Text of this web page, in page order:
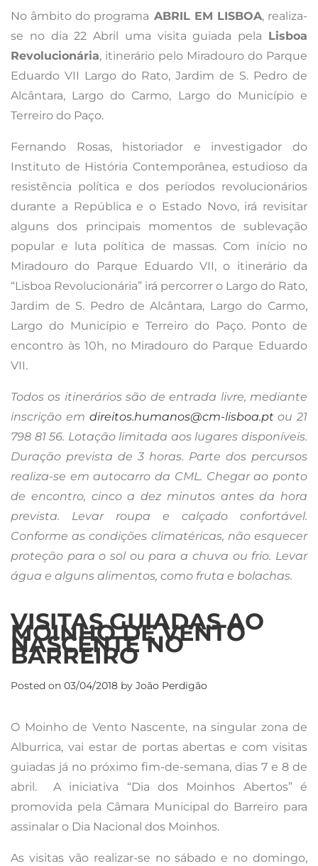
No âmbito do programa ABRIL EM LISBOA, realiza-
se no dia 22 Abril uma visita guiada pela Lisboa
Revolucionária, itinerário pelo Miradouro do Parque
Eduardo VII Largo do Rato, Jardim de S. Pedro de
Alcântara, Largo do Carmo, Largo do Município e
Terreiro do Paço.
Fernando Rosas, historiador e investigador do
Instituto de História Contemporânea, estudioso da
resistência política e dos períodos revolucionários
durante a República e o Estado Novo, irá revisitar
alguns dos principais momentos de sublevação
popular e luta política de massas. Com início no
Miradouro do Parque Eduardo VII, o itinerário da
“Lisboa Revolucionária” irá percorrer o Largo do Rato,
Jardim de S. Pedro de Alcântara, Largo do Carmo,
Largo do Município e Terreiro do Paço. Ponto de
encontro às 10h, no Miradouro do Parque Eduardo
VII.
Todos os itinerários são de entrada livre, mediante
inscrição em direitos.humanos@cm-lisboa.pt ou 21
798 81 56. Lotação limitada aos lugares disponíveis.
Duração prevista de 3 horas. Parte dos percursos
realiza-se em autocarro da CML. Chegar ao ponto
de encontro, cinco a dez minutos antes da hora
prevista. Levar roupa e calçado confortável.
Conforme as condições climatéricas, não esquecer
proteção para o sol ou para a chuva ou frio. Levar
água e alguns alimentos, como fruta e bolachas.
VISITAS GUIADAS AO
MOINHO DE VENTO
NASCENTE NO
BARREIRO
Posted on 03/04/2018 by João Perdigão
O Moinho de Vento Nascente, na singular zona de
Alburrica, vai estar de portas abertas e com visitas
guiadas já no próximo fim-de-semana, dias 7 e 8 de
abril. A iniciativa “Dia dos Moinhos Abertos” é
promovida pela Câmara Municipal do Barreiro para
assinalar o Dia Nacional dos Moinhos.
As visitas vão realizar-se no sábado e no domingo,